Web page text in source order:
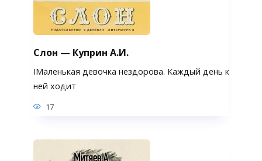
Слон — Куприн А.И.
IМаленькая девочка нездорова. Каждый день к
ней ходит
17